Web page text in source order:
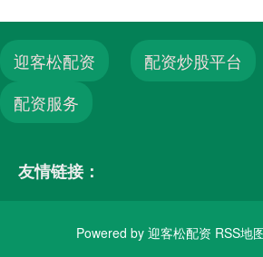
迎客松配资 配资炒股平台
配资服务
友情链接：
Powered by 迎客松配资 RSS地